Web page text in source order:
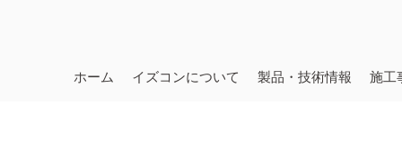
ホーム イズコンについて 製品・技術情報 施工